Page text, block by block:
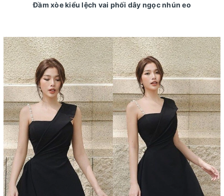
Đầm xòe kiểu lệch vai phối dây ngọc nhún eo